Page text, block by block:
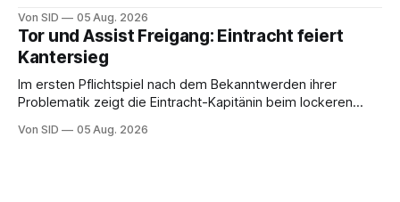
Von SID 05 Aug. 2026
Tor und Assist Freigang: Eintracht feiert
Kantersieg
Im ersten Pflichtspiel nach dem Bekanntwerden ihrer
Problematik zeigt die Eintracht-Kapitänin beim lockeren
Von SID 05 Aug. 2026